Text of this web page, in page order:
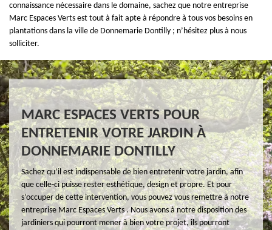
connaissance nécessaire dans le domaine, sachez que notre entreprise
Marc Espaces Verts est tout à fait apte à répondre à tous vos besoins en
plantations dans la ville de Donnemarie Dontilly ; n’hésitez plus à nous
solliciter.
MARC ESPACES VERTS POUR
ENTRETENIR VOTRE JARDIN À
DONNEMARIE DONTILLY
Sachez qu’il est indispensable de bien entretenir votre jardin, afin
que celle-ci puisse rester esthétique, design et propre. Et pour
s’occuper de cette intervention, vous pouvez vous remettre à notre
entreprise Marc Espaces Verts . Nous avons à notre disposition des
jardiniers qui pourront mener à bien votre projet, ils pourront